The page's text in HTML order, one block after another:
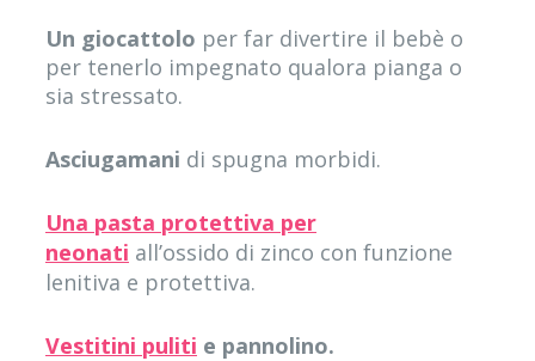
Un giocattolo per far divertire il bebè o
per tenerlo impegnato qualora pianga o
sia stressato.
Asciugamani di spugna morbidi.
Una pasta protettiva per
neonati all’ossido di zinco con funzione
lenitiva e protettiva.
Vestitini puliti e pannolino.